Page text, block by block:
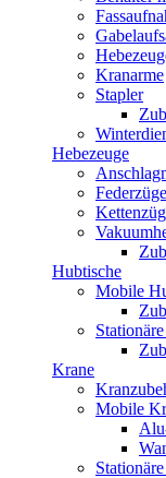
Kranarme
Stapler
Hebezeuge
Federzüge
Hubtische
Mobile
Krane
Mobile